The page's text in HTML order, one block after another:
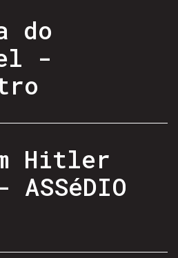
do
-
Hitler